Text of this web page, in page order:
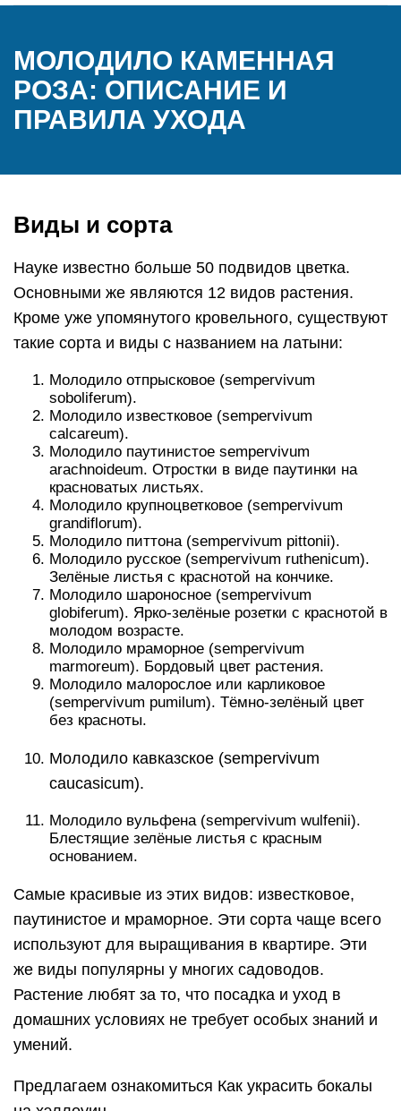
МОЛОДИЛО КАМЕННАЯ
РОЗА: ОПИСАНИЕ И
ПРАВИЛА УХОДА
Виды и сорта
Науке известно больше 50 подвидов цветка.
Основными же являются 12 видов растения.
Кроме уже упомянутого кровельного, существуют
такие сорта и виды с названием на латыни:
Молодило отпрысковое (sempervivum
soboliferum).
Молодило известковое (sempervivum
calcareum).
Молодило паутинистое sempervivum
arachnoideum. Отростки в виде паутинки на
красноватых листьях.
Молодило крупноцветковое (sempervivum
grandiflorum).
Молодило питтона (sempervivum pittonii).
Молодило русское (sempervivum ruthenicum).
Зелёные листья с краснотой на кончике.
Молодило шароносное (sempervivum
globiferum). Ярко-зелёные розетки с краснотой в
молодом возрасте.
Молодило мраморное (sempervivum
marmoreum). Бордовый цвет растения.
Молодило малорослое или карликовое
(sempervivum pumilum). Тёмно-зелёный цвет
без красноты.
Молодило кавказское (sempervivum
caucasicum).
Молодило вульфена (sempervivum wulfenii).
Блестящие зелёные листья с красным
основанием.
Самые красивые из этих видов: известковое,
паутинистое и мраморное. Эти сорта чаще всего
используют для выращивания в квартире. Эти
же виды популярны у многих садоводов.
Растение любят за то, что посадка и уход в
домашних условиях не требует особых знаний и
умений.
Предлагаем ознакомиться Как украсить бокалы